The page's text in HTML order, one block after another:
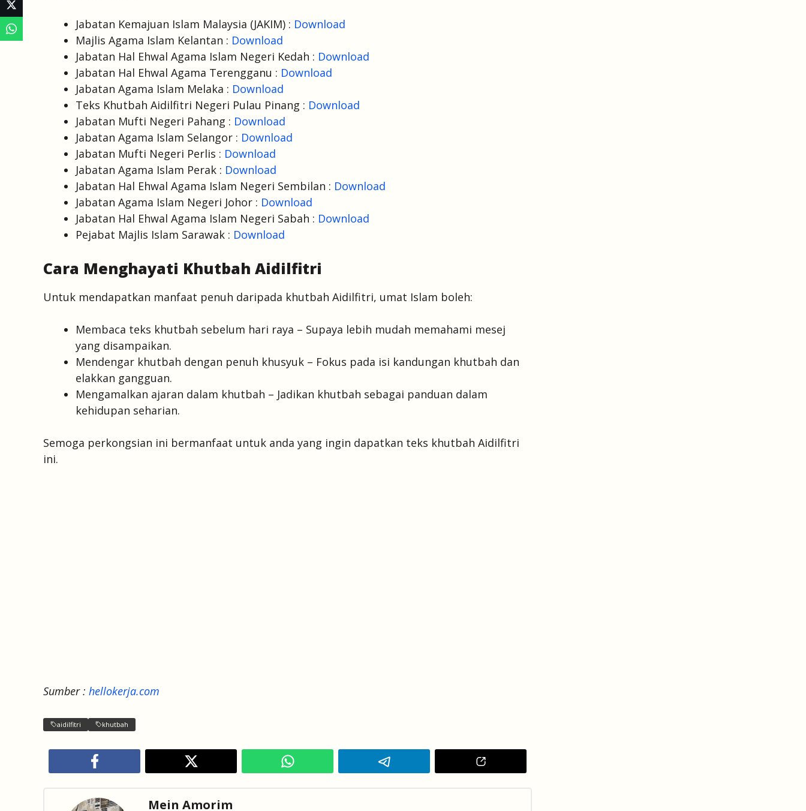
Jabatan Kemajuan Islam Malaysia (JAKIM) : Download
Majlis Agama Islam Kelantan : Download
Jabatan Hal Ehwal Agama Islam Negeri Kedah : Download
Jabatan Hal Ehwal Agama Terengganu : Download
Jabatan Agama Islam Melaka : Download
Teks Khutbah Aidilfitri Negeri Pulau Pinang : Download
Jabatan Mufti Negeri Pahang : Download
Jabatan Agama Islam Selangor : Download
Jabatan Mufti Negeri Perlis : Download
Jabatan Agama Islam Perak : Download
Jabatan Hal Ehwal Agama Islam Negeri Sembilan : Download
Jabatan Agama Islam Negeri Johor : Download
Jabatan Hal Ehwal Agama Islam Negeri Sabah : Download
Pejabat Majlis Islam Sarawak : Download
Cara Menghayati Khutbah Aidilfitri
Untuk mendapatkan manfaat penuh daripada khutbah Aidilfitri, umat Islam boleh:
Membaca teks khutbah sebelum hari raya – Supaya lebih mudah memahami mesej
yang disampaikan.
Mendengar khutbah dengan penuh khusyuk – Fokus pada isi kandungan khutbah dan
elakkan gangguan.
Mengamalkan ajaran dalam khutbah – Jadikan khutbah sebagai panduan dalam
kehidupan seharian.
Semoga perkongsian ini bermanfaat untuk anda yang ingin dapatkan teks khutbah Aidilfitri
ini.
Sumber : hellokerja.com
aidilfitri khutbah
Mein Amorim